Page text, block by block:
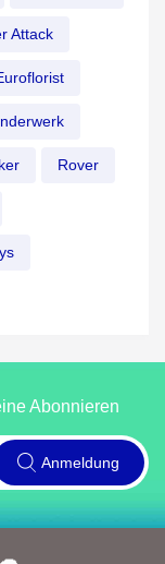
Attack
Rover
Abonnieren
Anmeldung